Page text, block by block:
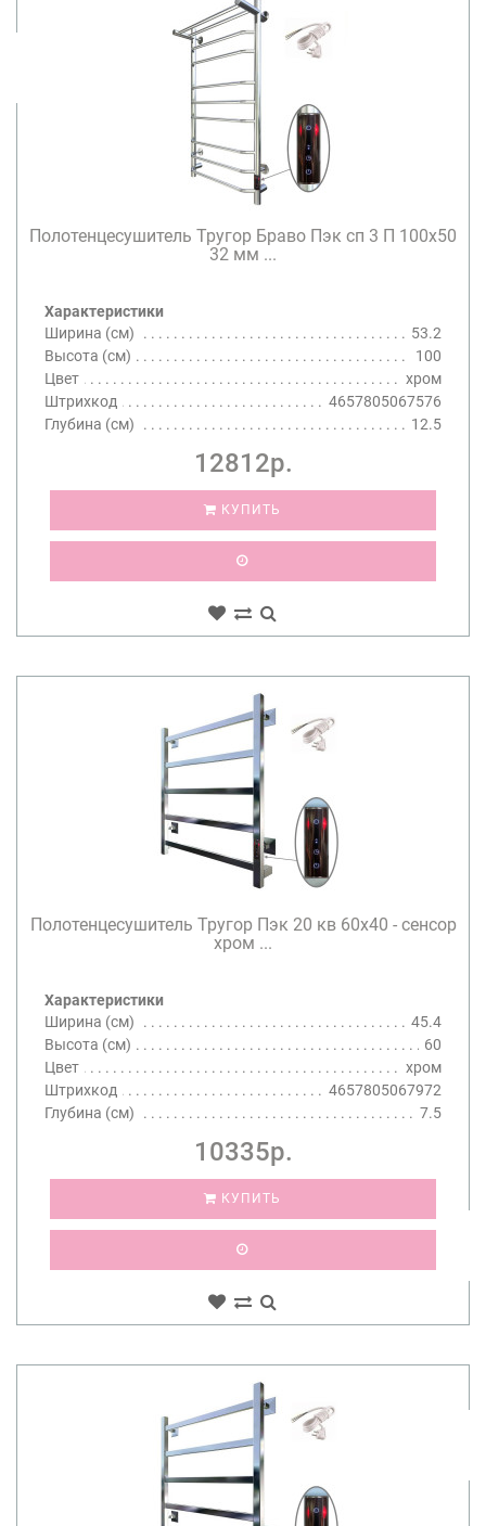
Полотенцесушитель Тругор Браво Пэк сп 3 П 100х50
32 мм ...
Характеристики
Ширина (см)
53.2
Высота (см)
100
Цвет
хром
Штрихкод
4657805067576
Глубина (см)
12.5
12812р.
КУПИТЬ
Полотенцесушитель Тругор Пэк 20 кв 60х40 - сенсор
хром ...
Характеристики
Ширина (см)
45.4
Высота (см)
60
Цвет
хром
Штрихкод
4657805067972
Глубина (см)
7.5
10335р.
КУПИТЬ